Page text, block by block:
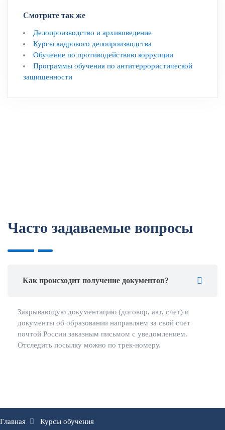
Смотрите так же
Делопроизводство и архивоведение
Курсы кадрового делопроизводства
Обучение по противодействию коррупции
Программы обучения по антитеррористической
защищенности
Часто задаваемые вопросы
Как происходит получение документов?
Закрывающую документацию (договор, акт, счет) и
документы об образовании направляем за свой счет
почтой России заказным письмом с уведомлением.
Отследить посылку можно по трек-номеру.
Главная Курсы обучения